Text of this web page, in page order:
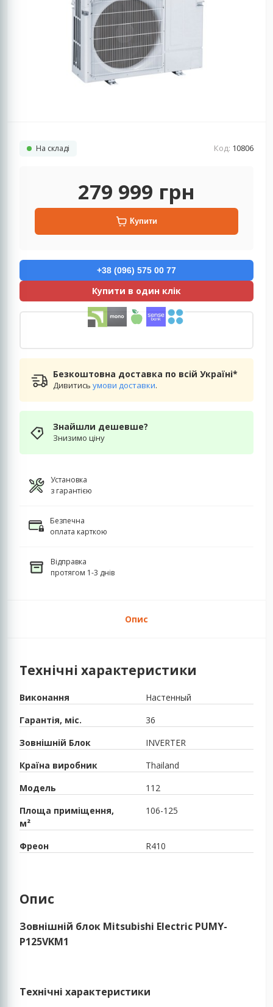
На складі Код: 10806
279 999 грн
Купити
+38 (096) 575 00 77
Купити в один клік
Безкоштовна доставка по всій Україні*
Дивитисьумови доставки.
Знайшли дешевше?
Знизимо ціну
Установка
з гарантією
Безпечна
оплата карткою
Відправка
протягом 1-3 днів
Опис
Технічні характеристики
Виконання
Настенный
Гарантія, міс.
36
Зовнішній Блок
INVERTER
Країна виробник
Thailand
Модель
112
Площа приміщення,
м²
106-125
Фреон R410
Опис
Зовнішній блок Mitsubishi Electric PUMY-
P125VKM1
Технічні характеристики